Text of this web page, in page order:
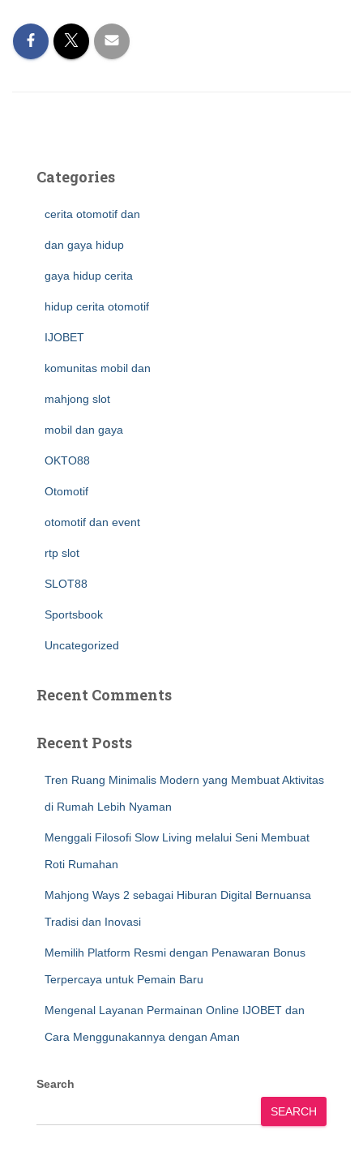
Categories
cerita otomotif dan
dan gaya hidup
gaya hidup cerita
hidup cerita otomotif
IJOBET
komunitas mobil dan
mahjong slot
mobil dan gaya
OKTO88
Otomotif
otomotif dan event
rtp slot
SLOT88
Sportsbook
Uncategorized
Recent Comments
Recent Posts
Tren Ruang Minimalis Modern yang Membuat Aktivitas
di Rumah Lebih Nyaman
Menggali Filosofi Slow Living melalui Seni Membuat
Roti Rumahan
Mahjong Ways 2 sebagai Hiburan Digital Bernuansa
Tradisi dan Inovasi
Memilih Platform Resmi dengan Penawaran Bonus
Terpercaya untuk Pemain Baru
Mengenal Layanan Permainan Online IJOBET dan
Cara Menggunakannya dengan Aman
Search
SEARCH